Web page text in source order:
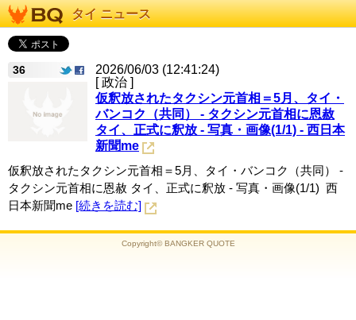
タイ ニュース
36
2026/06/03 (12:41:24)
[ 政治 ]
仮釈放されたタクシン元首相＝5月、タイ・
バンコク（共同） - タクシン元首相に恩赦
タイ、正式に釈放 - 写真・画像(1/1) - 西日本
新聞me
仮釈放されたタクシン元首相＝5月、タイ・バンコク（共同） -
タクシン元首相に恩赦 タイ、正式に釈放 - 写真・画像(1/1) 西
日本新聞me [続きを読む]
Copyright© BANGKER QUOTE